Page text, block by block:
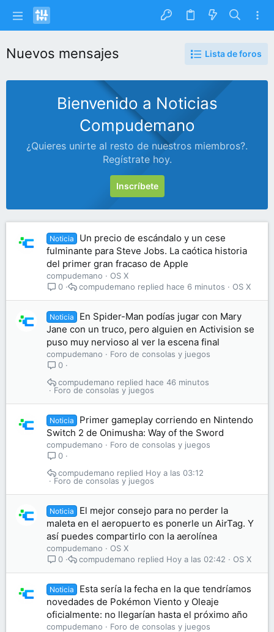
Nuevos mensajes Lista de foros
Bienvenido a Noticias
Compudemano
¿Quieres unirte al resto de nuestros miembros?.
Regístrate hoy.
Inscríbete
Noticia
Un precio de escándalo y un cese
fulminante para Steve Jobs. La caótica historia
del primer gran fracaso de Apple
compudemano
OS X
0
OS X
hace 6 minutos
compudemano
Noticia
En Spider-Man podías jugar con Mary
Jane con un truco, pero alguien en Activision se
puso muy nervioso al ver la escena final
compudemano
Foro de consolas y juegos
0
Foro de consolas y juegos
hace 46 minutos
compudemano
Noticia
Primer gameplay corriendo en Nintendo
Switch 2 de Onimusha: Way of the Sword
compudemano
Foro de consolas y juegos
0
Foro de consolas y juegos
Hoy a las 03:12
compudemano
Noticia
El mejor consejo para no perder la
maleta en el aeropuerto es ponerle un AirTag. Y
así puedes compartirlo con la aerolínea
compudemano
OS X
0
OS X
Hoy a las 02:42
compudemano
Noticia
Esta sería la fecha en la que tendríamos
novedades de Pokémon Viento y Oleaje
oficialmente: no llegarían hasta el próximo año
compudemano
Foro de consolas y juegos